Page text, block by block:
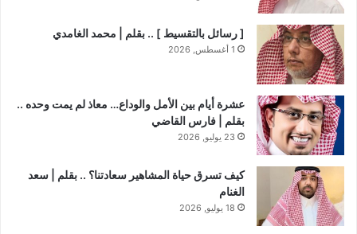
​[ رسائل بالتقسيط ] .. بقلم | محمد الغامدي
1 أغسطس, 2026
عشرة أيام بين الأمل والوداع… معاذ لم يمت وحده ..
بقلم | فارس القاضي
23 يوليو, 2026
كيف تسرق حياة المشاهير سعادتنا؟ .. بقلم | سعد
الغنام
18 يوليو, 2026